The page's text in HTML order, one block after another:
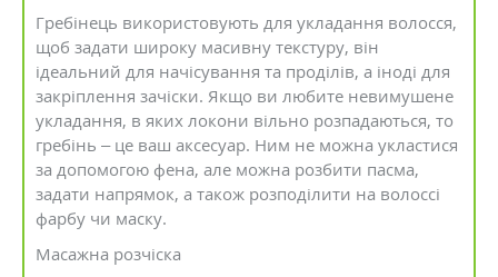
Гребінець використовують для укладання волосся,
щоб задати широку масивну текстуру, він
ідеальний для начісування та проділів, а іноді для
закріплення зачіски. Якщо ви любите невимушене
укладання, в яких локони вільно розпадаються, то
гребінь – це ваш аксесуар. Ним не можна укластися
за допомогою фена, але можна розбити пасма,
задати напрямок, а також розподілити на волоссі
фарбу чи маску.
Масажна розчіска